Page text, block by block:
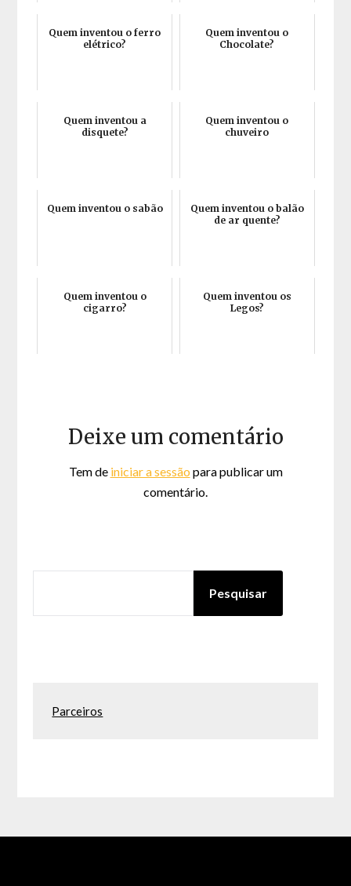
Quem inventou o ferro
elétrico?
Quem inventou o
Chocolate?
Quem inventou a
disquete?
Quem inventou o
chuveiro
Quem inventou o sabão
Quem inventou o balão
de ar quente?
Quem inventou o
cigarro?
Quem inventou os
Legos?
Deixe um comentário
Tem de iniciar a sessão para publicar um
comentário.
Pesquisar
Parceiros